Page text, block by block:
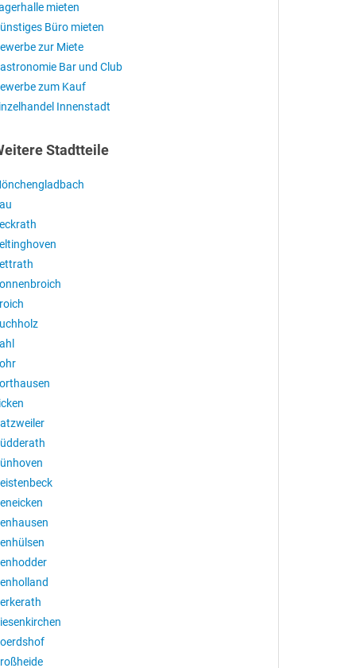
mieten
Büro mieten
zur Miete
Bar und Club
zum Kauf
Innenstadt
Stadtteile